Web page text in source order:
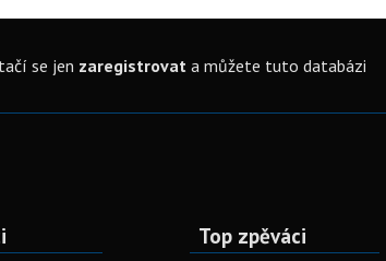
se jen zaregistrovata můžete tuto databázi
Top zpěváci